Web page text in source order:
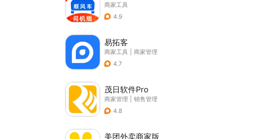
商家工具
4.9
易拓客
商家工具
商家管理
4.7
茂日软件Pro
商家管理
销售管理
4.8
美团外卖商家版